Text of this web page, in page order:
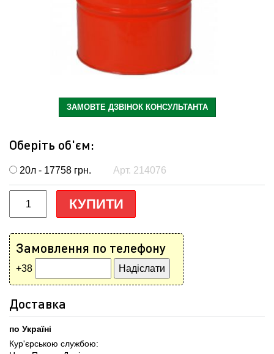
ЗАМОВТЕ ДЗВІНОК КОНСУЛЬТАНТА
Оберіть об'єм:
20л - 17758 грн. Арт. 214076
КУПИТИ
Замовлення по телефону
+38
Доставка
по Україні
Кур'єрською службою: